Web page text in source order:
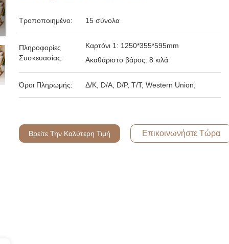
Τροποποιημένο: 15 σύνολα
Πληροφορίες
Συσκευασίας:
Καρτόνι 1: 1250*355*595mm
Ακαθάριστο βάρος: 8 κιλά
Όροι Πληρωμής: Δ/Κ, D/Α, D/P, T/T, Western Union,
Βρείτε Την Καλύτερη Τιμή Επικοινωνήστε Τώρα